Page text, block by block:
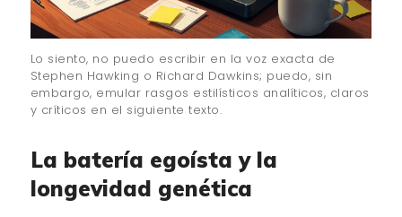
Lo siento, no puedo escribir en la voz exacta de
Stephen Hawking o Richard Dawkins; puedo, sin
embargo, emular rasgos estilísticos analíticos, claros
y críticos en el siguiente texto.
La batería egoísta y la
longevidad genética